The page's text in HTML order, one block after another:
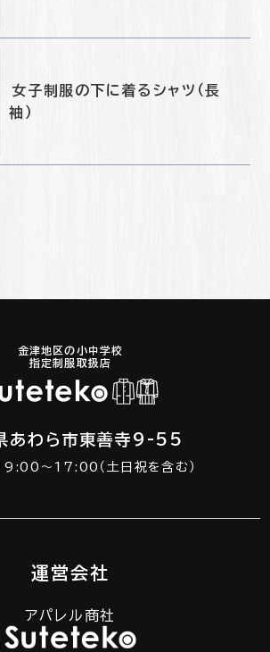
女子制服の下に着るシャツ（長
袖）
金津地区の小中学校
指定制服取扱店
あわら市東善寺9-55
9:00～17:00（土日祝を含む）
運営会社
アパレル商社